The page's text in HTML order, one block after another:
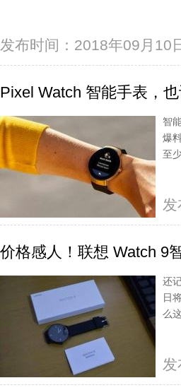
发布时间：2018年09月10
Pixel Watch 智能手表，
智
爆
至
价格感人！联想 Watch 9
还
日
么